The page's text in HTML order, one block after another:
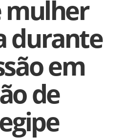
mulher
durante
em
de